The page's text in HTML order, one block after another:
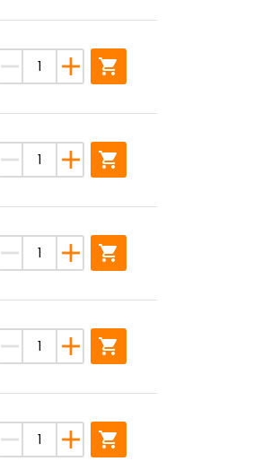
remove add shopping_cart
remove add shopping_cart
remove add shopping_cart
remove add shopping_cart
remove add shopping_cart